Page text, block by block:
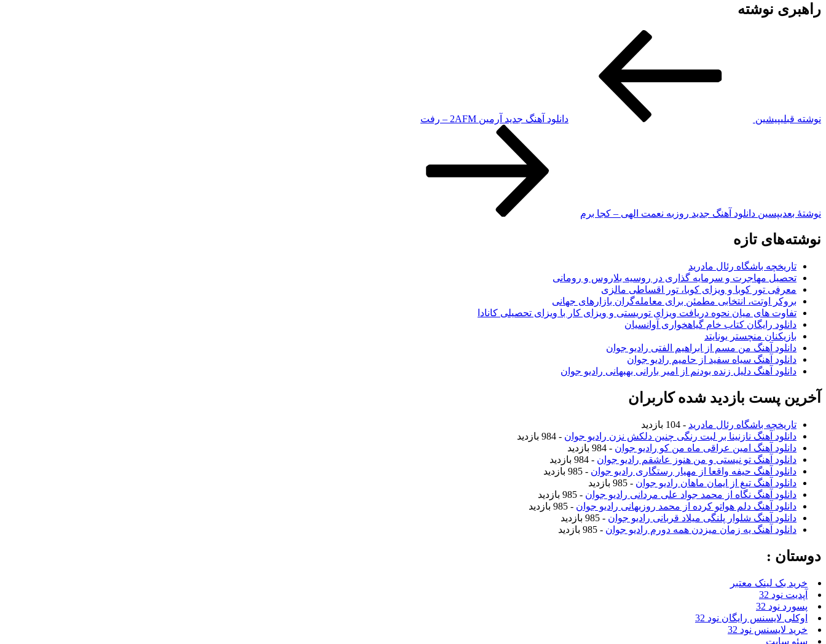
راهبری نوشته
نوشته قبلیپیشین دانلود آهنگ جدید آرمین 2AFM – رفت
نوشته‌ٔ بعدیپسین دانلود آهنگ جدید روزبه نعمت الهی – کجا برم
نوشته‌های تازه
تاریخچه باشگاه رئال مادرید
تحصیل مهاجرت و سرمایه گذاری در روسیه بلاروس و رومانی
معرفی تور کوبا و ویزای کوبا، تور اقساطی مالزی
بروکر اوتت، انتخابی مطمئن برای معامله‌گران بازارهای جهانی
تفاوت های میان نحوه دریافت ویزای توریستی و ویزای کار با ویزای تحصیلی کانادا
دانلود رایگان کتاب خام گیاهخواری آوانسیان
بازیکنان منچستر یونایتد
دانلود آهنگ من مسم از ابراهیم الفتی رادیو جوان
دانلود آهنگ سیاه سفید از حامیم رادیو جوان
دانلود آهنگ دلیل زنده بودنم از امیر بارانی بهبهانی رادیو جوان
آخرین پست بازدید شده کاربران
تاریخچه باشگاه رئال مادرید - 104 بازدید
دانلود آهنگ نازنینا بر لبت رنگی چنین دلکش نزن رادیو جوان - 984 بازدید
دانلود آهنگ امین عراقی ماه من کو رادیو جوان - 984 بازدید
دانلود آهنگ تو نیستی و من هنوز عاشقم رادیو جوان - 984 بازدید
دانلود آهنگ حیفه واقعا از مهیار رستگاری رادیو جوان - 985 بازدید
دانلود آهنگ تیغ از ایمان ماهان رادیو جوان - 985 بازدید
دانلود آهنگ نگاه از محمد جواد علی مردانی رادیو جوان - 985 بازدید
دانلود آهنگ دلم هواتو کرده از محمد روزبهانی رادیو جوان - 985 بازدید
دانلود آهنگ شلوار پلنگی میلاد قربانی رادیو جوان - 985 بازدید
دانلود آهنگ یه زمان میزدن همه دورم رادیو جوان - 985 بازدید
دوستان :
خرید بک لینک معتبر
آپدیت نود 32
پسورد نود 32
اوکلی لایسنس رایگان نود 32
خرید لایسنس نود 32
سئو سایت